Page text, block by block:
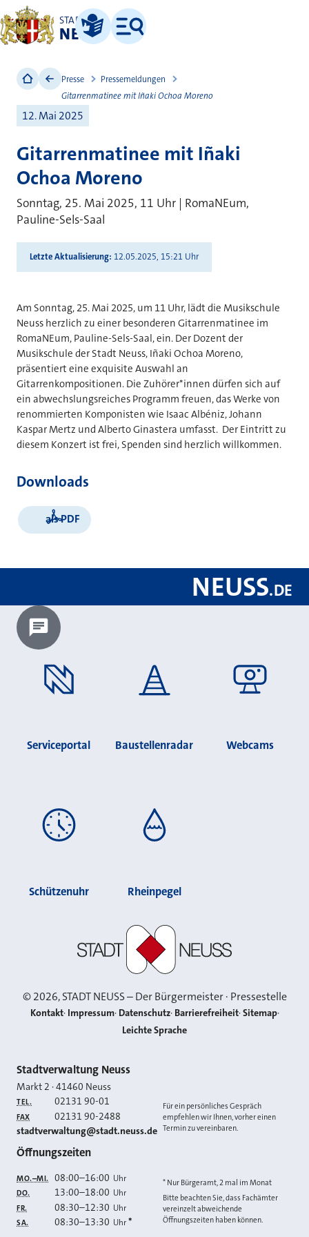
STADT
NEUSS
Leichte Sprache
Menü
Presse
Pressemeldungen
Gitarrenmatinee mit Iñaki Ochoa Moreno
12. Mai 2025
Gitarrenmatinee mit Iñaki
Ochoa Moreno
Sonntag, 25. Mai 2025, 11 Uhr | RomaNEum,
Pauline-Sels-Saal
Letzte Aktualisierung 12.05.2025, 15:21 Uhr
Am Sonntag, 25. Mai 2025, um 11 Uhr, lädt die Musikschule
Neuss herzlich zu einer besonderen Gitarrenmatinee im
RomaNEum, Pauline-Sels-Saal, ein. Der Dozent der
Musikschule der Stadt Neuss, Iñaki Ochoa Moreno,
präsentiert eine exquisite Auswahl an
Gitarrenkompositionen. Die Zuhörer*innen dürfen sich auf
ein abwechslungsreiches Programm freuen, das Werke von
renommierten Komponisten wie Isaac Albéniz, Johann
Kaspar Mertz und Alberto Ginastera umfasst. Der Eintritt zu
diesem Konzert ist frei, Spenden sind herzlich willkommen.
Downloads
als PDF
NEUSS.DE
Chatbot laden?
Serviceportal Baustellenradar Webcams
Schützenuhr Rheinpegel
©2026, STADT NEUSS – Der Bürgermeister · Pressestelle
Kontakt Impressum Datenschutz Barrierefreiheit Sitemap
Leichte Sprache
Kontakt
Stadtverwaltung Neuss
Markt 2 ·41460 Neuss
TEL. 02131 90-01
FAX 02131 90-2488
E-MAIL
stadtverwaltung@stadt.neuss.de
Für ein persönliches Gespräch
empfehlen wir Ihnen, vorher einen
Termin zu vereinbaren.
Öffnungszeiten
MO.–MI. 08:00–16:00 Uhr
DO. 13:00–18:00 Uhr
FR. 08:30–12:30 Uhr
SA. 08:30–13:30 Uhr *
* Nur Bürgeramt, 2 mal im Monat
Bitte beachten Sie, dass Fachämter
vereinzelt abweichende
Öffnungszeiten haben können.